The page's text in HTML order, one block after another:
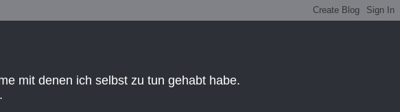
mit denen ich selbst zu tun gehabt habe.